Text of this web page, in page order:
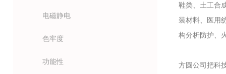
电磁静电
色牢度
功能性
鞋类、土工合
装材料、医用
构分析防护、
方圆公司把科